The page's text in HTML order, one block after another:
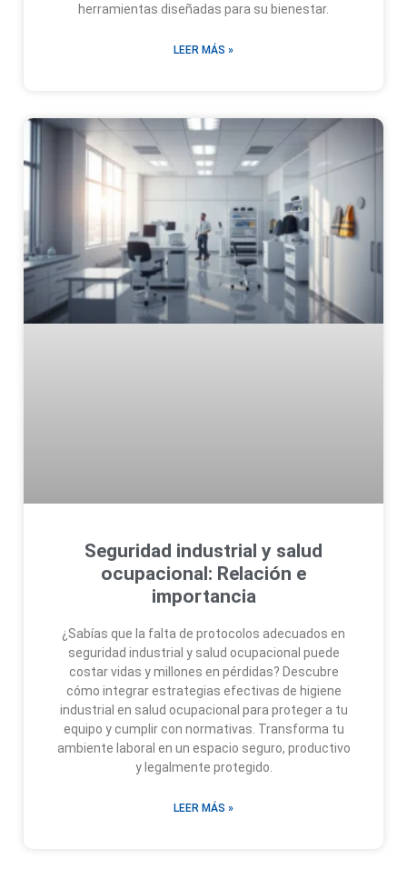
herramientas diseñadas para su bienestar.
LEER MÁS »
Seguridad industrial y salud
ocupacional: Relación e
importancia
¿Sabías que la falta de protocolos adecuados en
seguridad industrial y salud ocupacional puede
costar vidas y millones en pérdidas? Descubre
cómo integrar estrategias efectivas de higiene
industrial en salud ocupacional para proteger a tu
equipo y cumplir con normativas. Transforma tu
ambiente laboral en un espacio seguro, productivo
y legalmente protegido.
LEER MÁS »